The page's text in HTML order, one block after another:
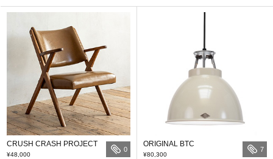
CRUSH CRASH PROJECT
¥48,000
0
ORIGINAL BTC
¥80,300
7